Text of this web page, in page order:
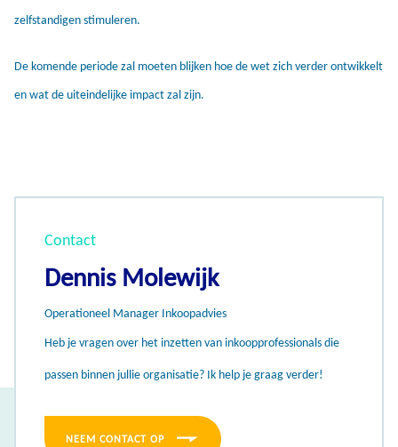
zelfstandigen stimuleren.
De komende periode zal moeten blijken hoe de wet zich verder ontwikkelt
en wat de uiteindelijke impact zal zijn.
Contact
Dennis Molewijk
Operationeel Manager Inkoopadvies
Heb je vragen over het inzetten van inkoopprofessionals die
passen binnen jullie organisatie? Ik help je graag verder!
NEEM CONTACT OP